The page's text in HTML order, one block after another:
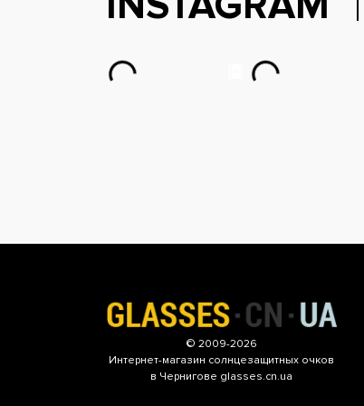
© 2009-2026
Интернет-магазин солнцезащитных очков
в Чернигове glasses.cn.ua